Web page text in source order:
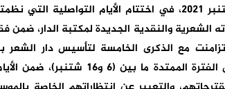
بمراكش، يوم 16 شتنبر 2021، في اختتام الأيام
الشعرية والنقدية الجديدة لمكتبة الدار،
وعشاق الشعر، خلال الفترة